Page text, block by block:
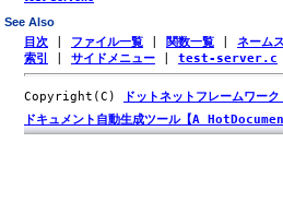
See Also
目次 ファイル一覧 関数一覧 ネーム
索引
サイドメニュー test-server.c
Copyright(C) ドットネットフレームワー
ドキュメント自動生成ツール【A